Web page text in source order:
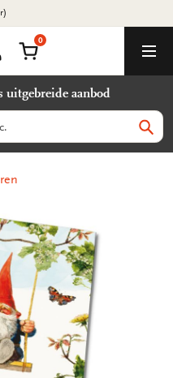
Winkelmand
0
uitgebreide aanbod